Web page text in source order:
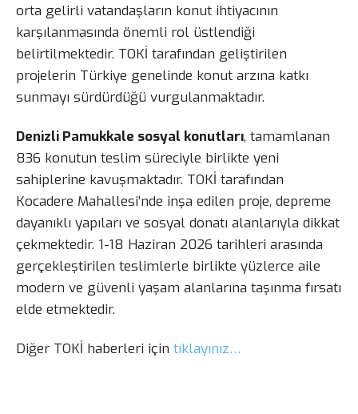
orta gelirli vatandaşların konut ihtiyacının
karşılanmasında önemli rol üstlendiği
belirtilmektedir. TOKİ tarafından geliştirilen
projelerin Türkiye genelinde konut arzına katkı
sunmayı sürdürdüğü vurgulanmaktadır.
Denizli Pamukkale sosyal konutları, tamamlanan
836 konutun teslim süreciyle birlikte yeni
sahiplerine kavuşmaktadır. TOKİ tarafından
Kocadere Mahallesi’nde inşa edilen proje, depreme
dayanıklı yapıları ve sosyal donatı alanlarıyla dikkat
çekmektedir. 1-18 Haziran 2026 tarihleri arasında
gerçekleştirilen teslimlerle birlikte yüzlerce aile
modern ve güvenli yaşam alanlarına taşınma fırsatı
elde etmektedir.
Diğer TOKİ haberleri için tıklayınız…